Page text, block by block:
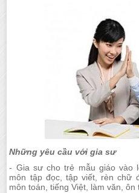
Những yêu cầu với gia sư
- Gia sư cho trẻ mẫu giáo vào
môn tập đọc, tập viết, rèn chữ
môn toán, tiếng Việt, làm văn, ôn